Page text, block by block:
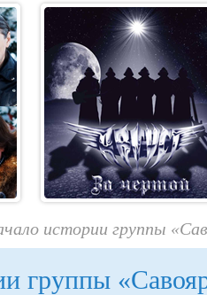
истории группы
группы